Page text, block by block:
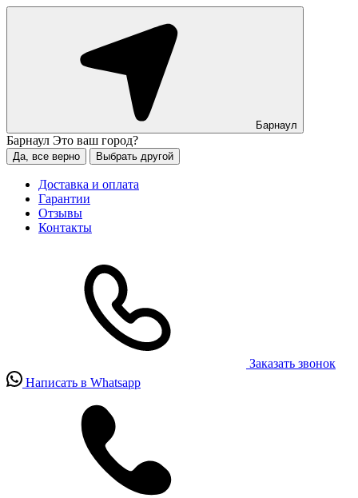
Барнаул
Барнаул Это ваш город?
Да, все верно Выбрать другой
Доставка и оплата
Гарантии
Отзывы
Контакты
Заказать звонок
Написать в Whatsapp